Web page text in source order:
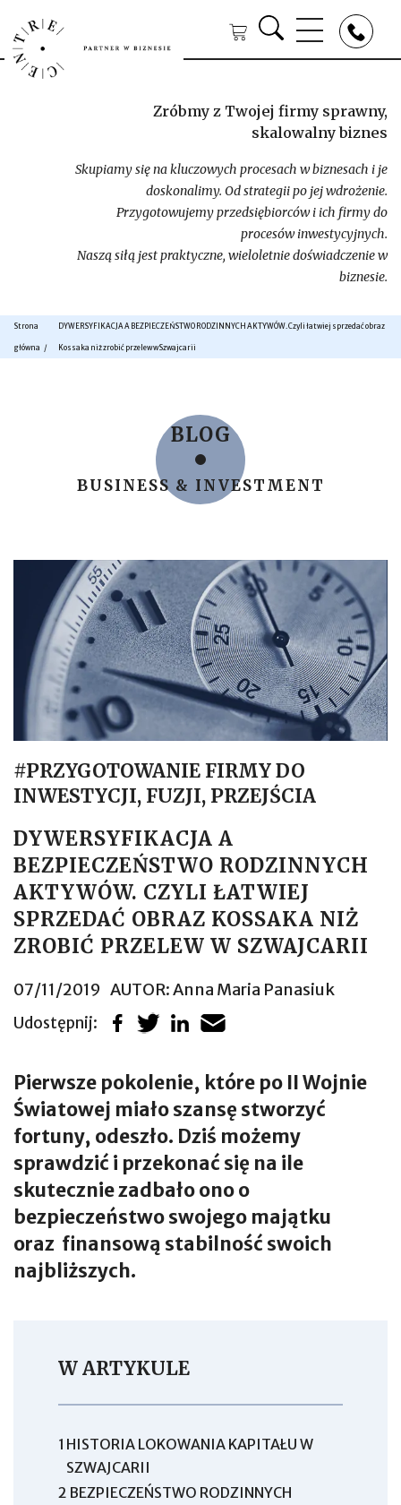
Zróbmy z Twojej firmy sprawny,
skalowalny biznes
Skupiamy się na kluczowych procesach w biznesach i je
doskonalimy. Od strategii po jej wdrożenie.
Przygotowujemy przedsiębiorców i ich firmy do
procesów inwestycyjnych.
Naszą siłą jest praktyczne, wieloletnie doświadczenie w
biznesie.
Strona
główna
DYWERSYFIKACJA A BEZPIECZEŃSTWO RODZINNYCH AKTYWÓW. Czyli łatwiej sprzedać obraz
Kossaka niż zrobić przelew w Szwajcarii
BLOG
BUSINESS & INVESTMENT
#PRZYGOTOWANIE FIRMY DO
INWESTYCJI, FUZJI, PRZEJŚCIA
DYWERSYFIKACJA A
BEZPIECZEŃSTWO RODZINNYCH
AKTYWÓW. CZYLI ŁATWIEJ
SPRZEDAĆ OBRAZ KOSSAKA NIŻ
ZROBIĆ PRZELEW W SZWAJCARII
07/11/2019 AUTOR:Anna Maria Panasiuk
Udostępnij:
Pierwsze pokolenie, które po II Wojnie
Światowej miało szansę stworzyć
fortuny, odeszło. Dziś możemy
sprawdzić i przekonać się na ile
skutecznie zadbało ono o
bezpieczeństwo swojego majątku
oraz finansową stabilność swoich
najbliższych.
W ARTYKULE
1 HISTORIA LOKOWANIA KAPITAŁU W
SZWAJCARII
2 BEZPIECZEŃSTWO RODZINNYCH